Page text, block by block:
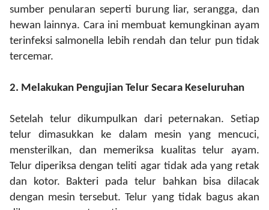
sumber penularan seperti burung liar, serangga, dan
hewan lainnya. Cara ini membuat kemungkinan ayam
terinfeksi salmonella lebih rendah dan telur pun tidak
tercemar.
2. Melakukan Pengujian Telur Secara Keseluruhan
Setelah telur dikumpulkan dari peternakan. Setiap
telur dimasukkan ke dalam mesin yang mencuci,
mensterilkan, dan memeriksa kualitas telur ayam.
Telur diperiksa dengan teliti agar tidak ada yang retak
dan kotor. Bakteri pada telur bahkan bisa dilacak
dengan mesin tersebut. Telur yang tidak bagus akan